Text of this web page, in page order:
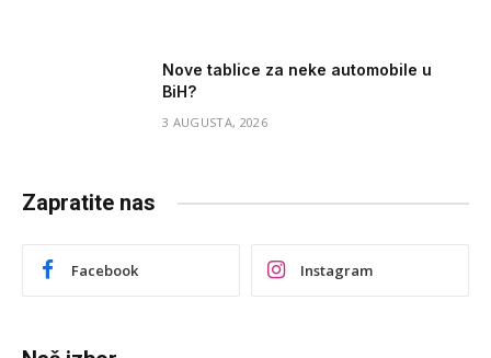
Nove tablice za neke automobile u
BiH?
3 AUGUSTA, 2026
Zapratite nas
Facebook Instagram